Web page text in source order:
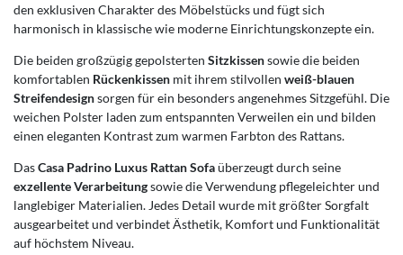
den exklusiven Charakter des Möbelstücks und fügt sich
harmonisch in klassische wie moderne Einrichtungskonzepte ein.
Die beiden großzügig gepolsterten Sitzkissensowie die beiden
komfortablen Rückenkissen mit ihrem stilvollen weiß-blauen
Streifendesignsorgen für ein besonders angenehmes Sitzgefühl. Die
weichen Polster laden zum entspannten Verweilen ein und bilden
einen eleganten Kontrast zum warmen Farbton des Rattans.
DasCasa Padrino Luxus Rattan Sofaüberzeugt durch seine
exzellente Verarbeitungsowie die Verwendung pflegeleichter und
langlebiger Materialien. Jedes Detail wurde mit größter Sorgfalt
ausgearbeitet und verbindet Ästhetik, Komfort und Funktionalität
auf höchstem Niveau.